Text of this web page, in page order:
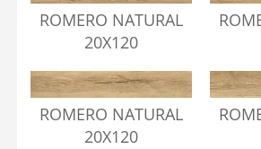
ROMERO NATURAL
20X120
ROMERO NATURAL
20X120